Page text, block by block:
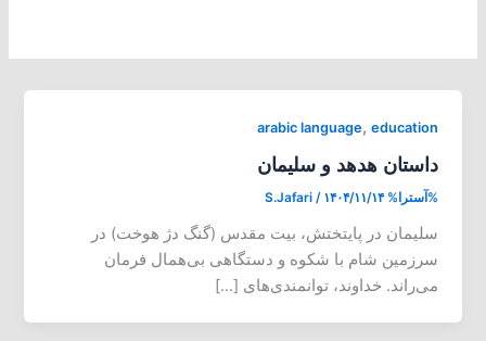
arabic language, education
داستان هدهد و سلیمان
%آسترا% S.Jafari / ۱۴۰۴/۱۱/۱۴
سلیمان در پایتختش، بیت مقدس (گنگ دژ هوخت) در
سرزمین شام با شکوه و دستگاهی بی‌همال فرمان
می‌راند. خداوند، توانمندی‌های […]